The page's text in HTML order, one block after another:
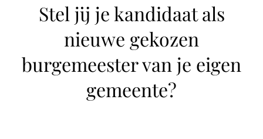
Stel jij je kandidaat als
nieuwe gekozen
burgemeester van je eigen
gemeente?